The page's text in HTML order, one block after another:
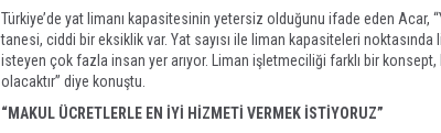
Türkiye’de yat limanı kapasitesinin yetersiz olduğunu ifade eden Acar,
tanesi, ciddi bir eksiklik var. Yat sayısı ile liman kapasiteleri noktasında
isteyen çok fazla insan yer arıyor. Liman işletmeciliği farklı bir
olacaktır” diye konuştu.
“MAKUL ÜCRETLERLE EN İYİ HİZMETİ VERMEK İSTİYORUZ”